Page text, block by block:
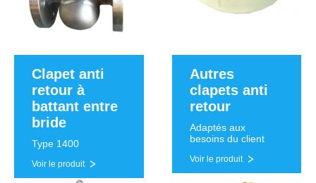
Clapet anti
retour à
battant entre
bride
Type 1400
Voir le produit
Autres
clapets anti
retour
Adaptés aux
besoins du client
Voir le produit